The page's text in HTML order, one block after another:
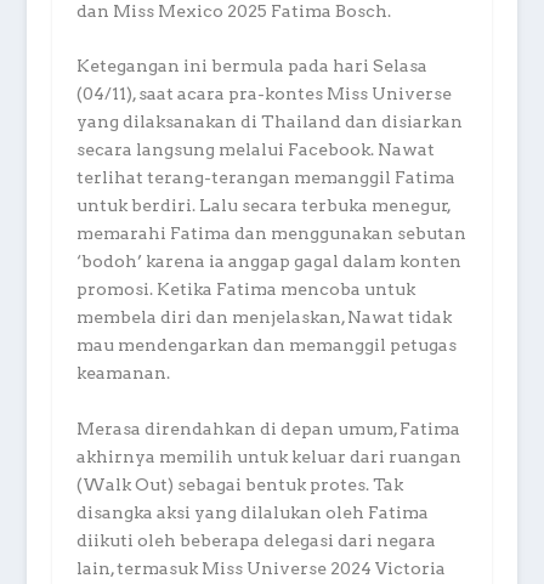
dan Miss Mexico 2025 Fatima Bosch.
Ketegangan ini bermula pada hari Selasa
(04/11), saat acara pra-kontes Miss Universe
yang dilaksanakan di Thailand dan disiarkan
secara langsung melalui Facebook. Nawat
terlihat terang-terangan memanggil Fatima
untuk berdiri. Lalu secara terbuka menegur,
memarahi Fatima dan menggunakan sebutan
‘bodoh’ karena ia anggap gagal dalam konten
promosi. Ketika Fatima mencoba untuk
membela diri dan menjelaskan, Nawat tidak
mau mendengarkan dan memanggil petugas
keamanan.
Merasa direndahkan di depan umum, Fatima
akhirnya memilih untuk keluar dari ruangan
(Walk Out) sebagai bentuk protes. Tak
disangka aksi yang dilalukan oleh Fatima
diikuti oleh beberapa delegasi dari negara
lain, termasuk Miss Universe 2024 Victoria